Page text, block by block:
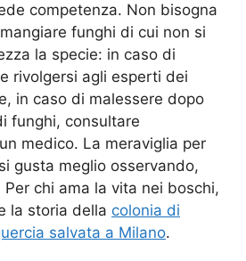
competenza. Non bisogna
funghi di cui non si
la specie: in caso di
rivolgersi agli esperti dei
in caso di malessere dopo
funghi, consultare
medico. La meraviglia per
gusta meglio osservando,
chi ama la vita nei boschi,
la storia della colonia di
salvata a Milano.